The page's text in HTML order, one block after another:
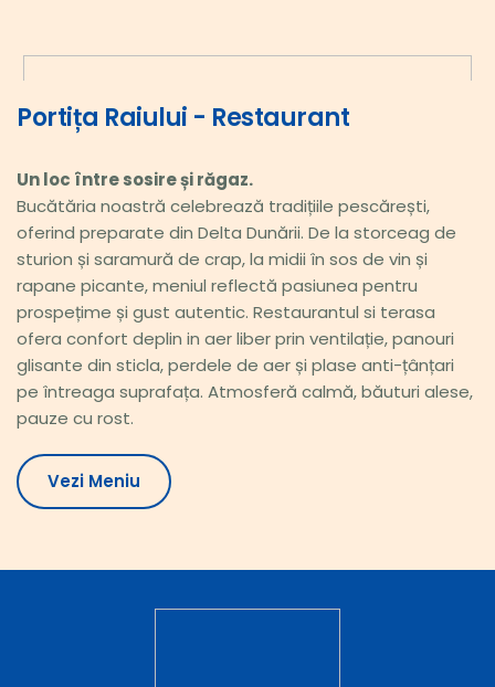
Portița Raiului - Restaurant
Un loc între sosire și răgaz.
Bucătăria noastră celebrează tradițiile pescărești,
oferind preparate din Delta Dunării. De la storceag de
sturion și saramură de crap, la midii în sos de vin și
rapane picante, meniul reflectă pasiunea pentru
prospețime și gust autentic. Restaurantul si terasa
ofera confort deplin in aer liber prin ventilație, panouri
glisante din sticla, perdele de aer și plase anti-țânțari
pe întreaga suprafața. Atmosferă calmă, băuturi alese,
pauze cu rost.
Vezi Meniu